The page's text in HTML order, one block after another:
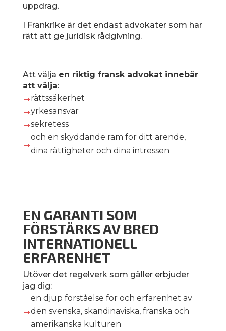
uppdrag.
I Frankrike är det endast advokater som har
rätt att ge juridisk rådgivning.
Att välja en riktig fransk advokat innebär
att välja:
$rättssäkerhet
$yrkesansvar
$sekretess
$
och en skyddande ram för ditt ärende,
dina rättigheter och dina intressen
EN GARANTI SOM
FÖRSTÄRKS AV BRED
INTERNATIONELL
ERFARENHET
Utöver det regelverk som gäller erbjuder
jag dig:
$
en djup förståelse för och erfarenhet av
den svenska, skandinaviska, franska och
amerikanska kulturen